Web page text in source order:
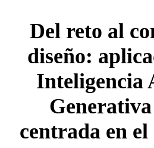
Del reto al
diseño:
Inteligencia
centrada en